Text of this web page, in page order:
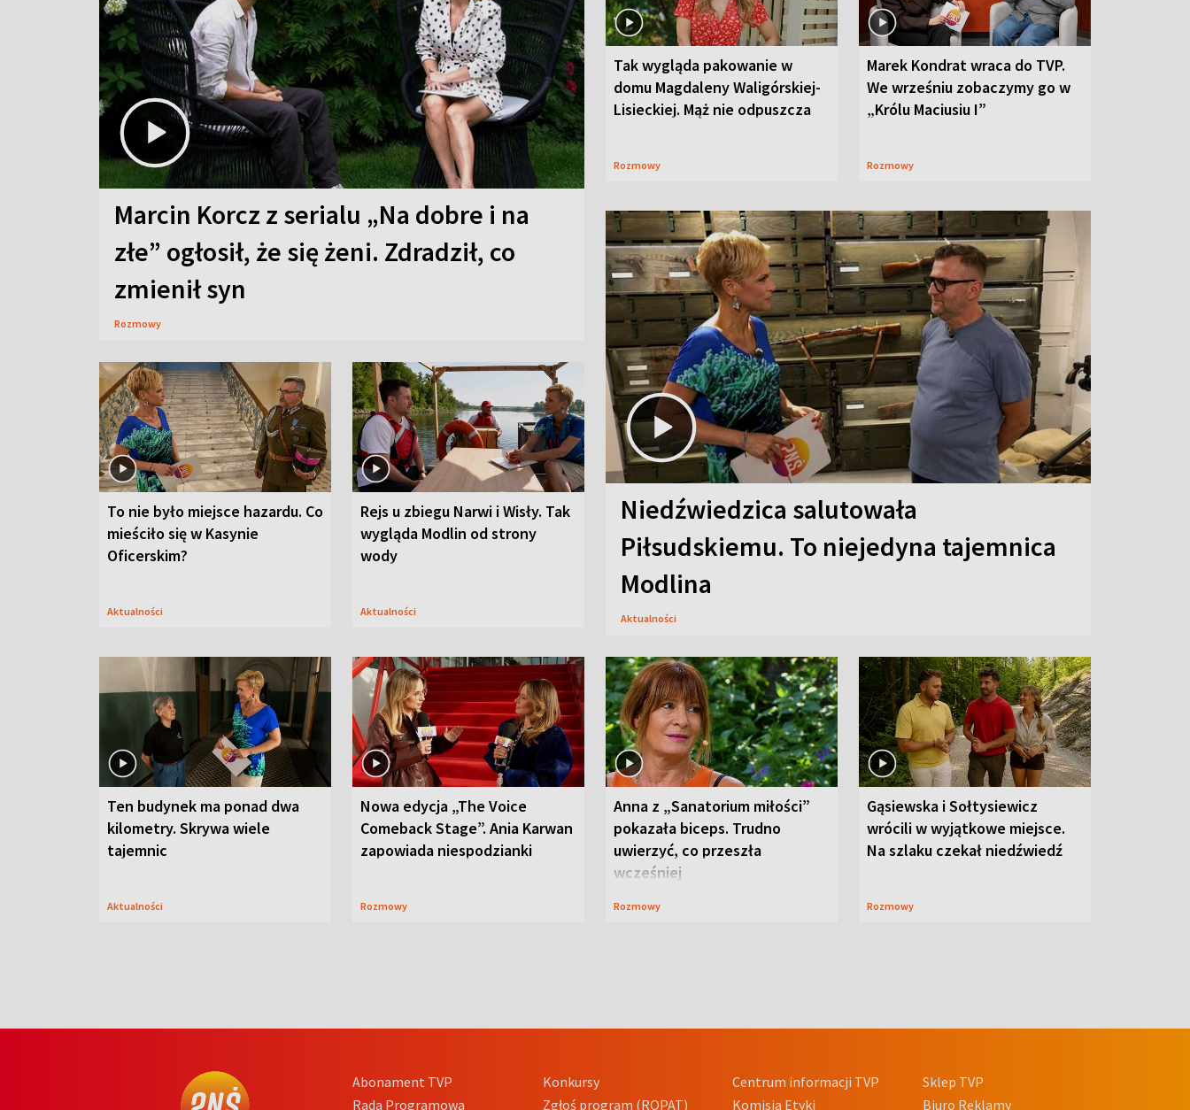
Marcin Korcz z serialu „Na dobre i na
złe” ogłosił, że się żeni. Zdradził, co
zmienił syn
Rozmowy
Tak wygląda pakowanie w
domu Magdaleny Waligórskiej-
Lisieckiej. Mąż nie odpuszcza
Rozmowy
Marek Kondrat wraca do TVP.
We wrześniu zobaczymy go w
„Królu Maciusiu I”
Rozmowy
To nie było miejsce hazardu. Co
mieściło się w Kasynie
Oficerskim?
Aktualności
Rejs u zbiegu Narwi i Wisły. Tak
wygląda Modlin od strony
wody
Aktualności
Niedźwiedzica salutowała
Piłsudskiemu. To niejedyna tajemnica
Modlina
Aktualności
Ten budynek ma ponad dwa
kilometry. Skrywa wiele
tajemnic
Aktualności
Nowa edycja „The Voice
Comeback Stage”. Ania Karwan
zapowiada niespodzianki
Rozmowy
Anna z „Sanatorium miłości”
pokazała biceps. Trudno
uwierzyć, co przeszła
wcześniej
Rozmowy
Gąsiewska i Sołtysiewicz
wrócili w wyjątkowe miejsce.
Na szlaku czekał niedźwiedź
Rozmowy
Abonament TVP
Rada Programowa
Konkursy
Zgłoś program (ROPAT)
Centrum informacji TVP
Komisja Etyki
Sklep TVP
Biuro Reklamy